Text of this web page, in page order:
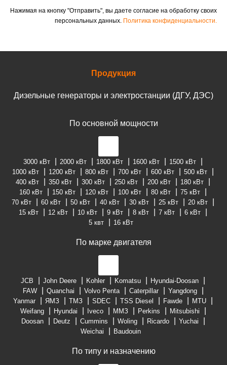
Нажимая на кнопку "Отправить", вы даете согласие на обработку своих
персональных данных. Политика конфиденциальности.
Продукция
Дизельные генераторы и электростанции (ДГУ, ДЭС)
По основной мощности
3000 кВт 2000 кВт 1800 кВт 1600 кВт
1500 кВт
1000 кВт
1200 кВт 800 кВт 700 кВт 600 кВт
500 кВт
400 кВт
350 кВт 300 кВт 250 кВт 200 кВт
180 кВт
160 кВт
150 кВт 120 кВт 100 кВт 80 кВт
75 кВт
70 кВт
60 кВт 50 кВт 40 кВт 30 кВт 25 кВт
20 кВт
15 кВт
12 кВт 10 кВт 9 кВт 8 кВт 7 кВт
6 кВт
5 квт
16 кВт
По марке двигателя
JCB John Deere Kohler Komatsu
Hyundai-Doosan
FAW
Quanchai Volvo Penta Caterpillar
Yangdong
Yanmar
ЯМЗ ТМЗ SDEC TSS Diesel Fawde
MTU
Weifang
Hyundai Iveco ММЗ Perkins
Mitsubishi
Doosan
Deutz Cummins Woling Ricardo
Yuchai
Weichai
Baudouin
По типу и назначению